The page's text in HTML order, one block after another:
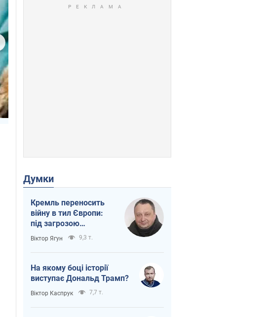
Думки
Кремль переносить
війну в тил Європи:
під загрозою
критична логістика
Віктор Ягун 9,3 т.
На якому боці історії
виступає Дональд Трамп?
Віктор Каспрук 7,7 т.